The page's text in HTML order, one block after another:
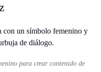
para crear contenido de